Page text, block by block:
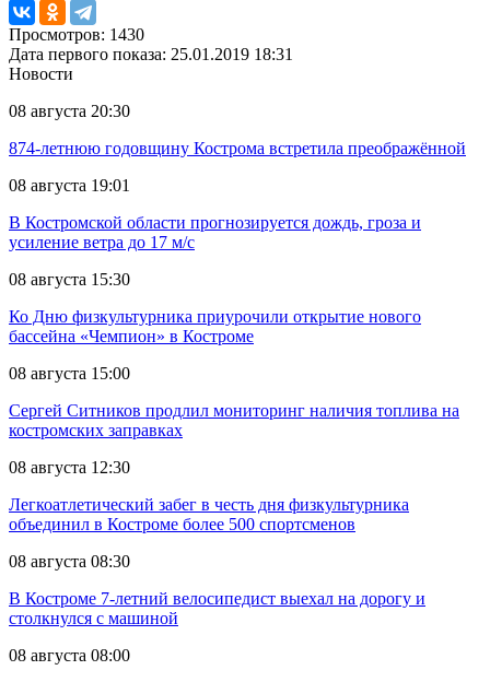
Просмотров: 1430
Дата первого показа: 25.01.2019 18:31
Новости
08 августа 20:30
874-летнюю годовщину Кострома встретила преображённой
08 августа 19:01
В Костромской области прогнозируется дождь, гроза и
усиление ветра до 17 м/с
08 августа 15:30
Ко Дню физкультурника приурочили открытие нового
бассейна «Чемпион» в Костроме
08 августа 15:00
Сергей Ситников продлил мониторинг наличия топлива на
костромских заправках
08 августа 12:30
Легкоатлетический забег в честь дня физкультурника
объединил в Костроме более 500 спортсменов
08 августа 08:30
В Костроме 7-летний велосипедист выехал на дорогу и
столкнулся с машиной
08 августа 08:00